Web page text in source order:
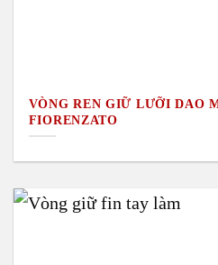
VÒNG REN GIỮ LƯỠI DAO
FIORENZATO